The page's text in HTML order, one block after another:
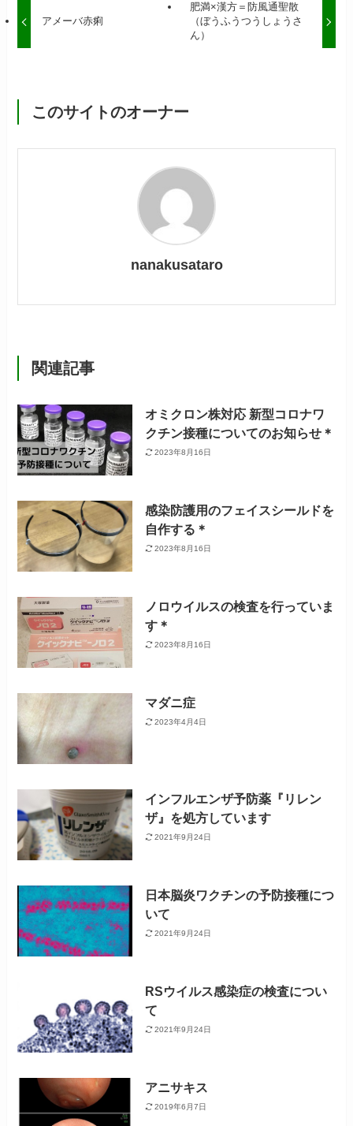
アメーバ赤痢
肥満×漢方＝防風通聖散
（ぼうふうつうしょうさ
ん）
このサイトのオーナー
nanakusataro
関連記事
オミクロン株対応 新型コロナワ
クチン接種についてのお知らせ＊
2023年8月16日
感染防護用のフェイスシールドを
自作する＊
2023年8月16日
ノロウイルスの検査を行っていま
す＊
2023年8月16日
マダニ症
2023年4月4日
インフルエンザ予防薬『リレン
ザ』を処方しています
2021年9月24日
日本脳炎ワクチンの予防接種につ
いて
2021年9月24日
RSウイルス感染症の検査につい
て
2021年9月24日
アニサキス
2019年6月7日